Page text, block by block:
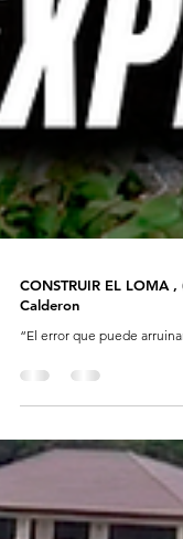
CONSTRUIR EL LOMA ,